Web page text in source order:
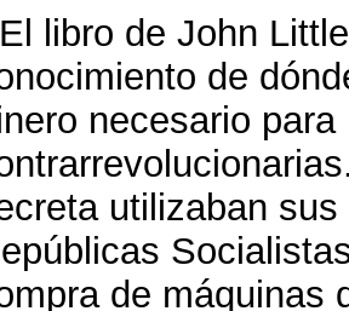
El libro de John
de
necesario
utilizaban
de máquinas